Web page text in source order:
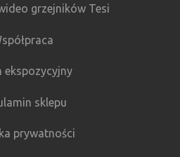
grzejników Tesi
ekspozycyjny
sklepu
prywatności